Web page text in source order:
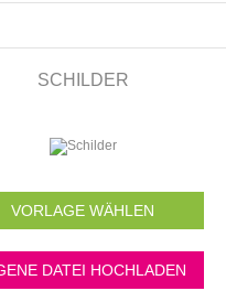
SCHILDER
VORLAGE WÄHLEN
DATEI HOCHLADEN